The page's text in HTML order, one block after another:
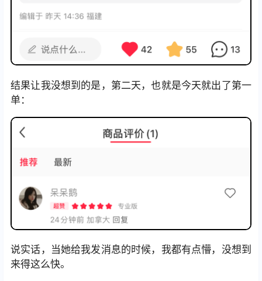
结果让我没想到的是，第二天，也就是今天就出了第一
单：
说实话，当她给我发消息的时候，我都有点懵，没想到
来得这么快。